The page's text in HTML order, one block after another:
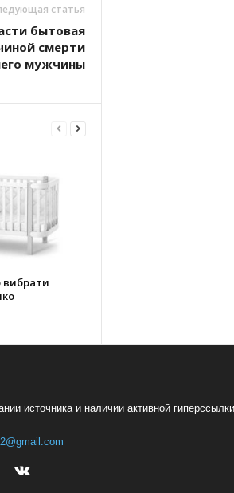
статья
бытовая
смерти
мужчины
вибрати
источника и наличии активной